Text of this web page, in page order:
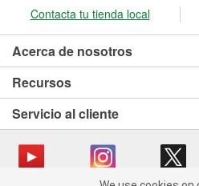
Contacta tu tienda local
Acerca de nosotros
Recursos
Servicio al cliente